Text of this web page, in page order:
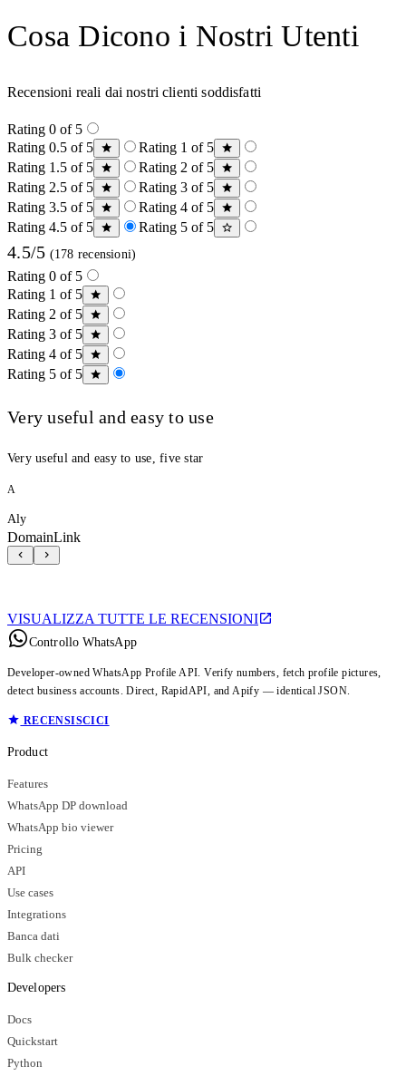
Cosa Dicono i Nostri Utenti
Recensioni reali dai nostri clienti soddisfatti
Rating 0 of 5
Rating 0.5 of 5
Rating 1 of 5
Rating 1.5 of 5
Rating 2 of 5
Rating 2.5 of 5
Rating 3 of 5
Rating 3.5 of 5
Rating 4 of 5
Rating 4.5 of 5
Rating 5 of 5
4.5/5 (178 recensioni)
Rating 0 of 5
Rating 1 of 5
Rating 2 of 5
Rating 3 of 5
Rating 4 of 5
Rating 5 of 5
Very useful and easy to use
Very useful and easy to use, five star
A
Aly
DomainLink
VISUALIZZA TUTTE LE RECENSIONI
Controllo WhatsApp
Developer-owned WhatsApp Profile API. Verify numbers, fetch profile pictures,
detect business accounts. Direct, RapidAPI, and Apify — identical JSON.
RECENSISCICI
Product
Features
WhatsApp DP download
WhatsApp bio viewer
Pricing
API
Use cases
Integrations
Banca dati
Bulk checker
Developers
Docs
Quickstart
Python